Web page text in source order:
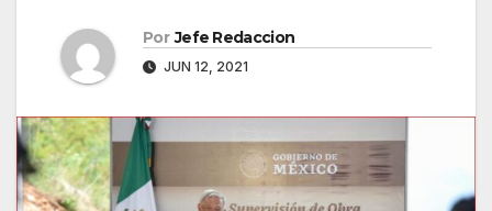
Por Jefe Redaccion
JUN 12, 2021